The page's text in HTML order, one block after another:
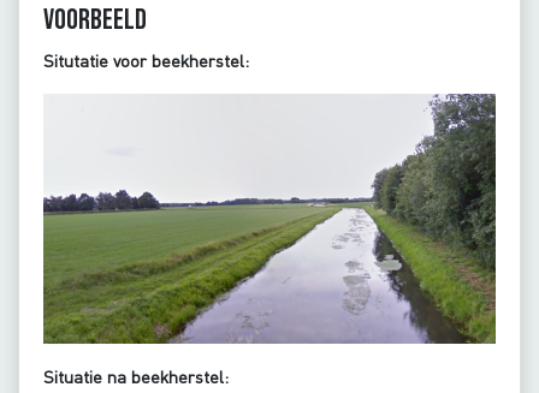
Voorbeeld
Situtatie voor beekherstel:
Situatie na beekherstel: